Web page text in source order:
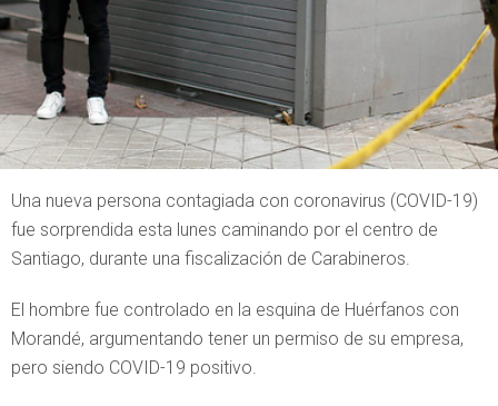
Una nueva persona contagiada con coronavirus (COVID-19)
fue sorprendida esta lunes caminando por el centro de
Santiago, durante una fiscalización de Carabineros.
El hombre fue controlado en la esquina de Huérfanos con
Morandé, argumentando tener un permiso de su empresa,
pero siendo COVID-19 positivo.